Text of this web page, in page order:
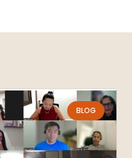
BLOG